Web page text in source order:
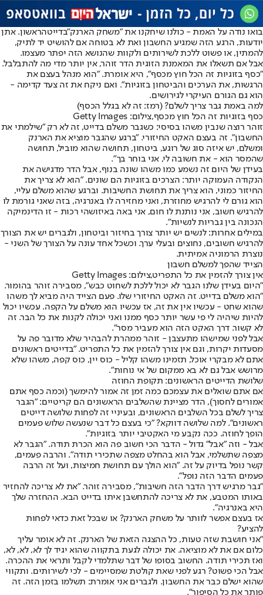
בואו נודה על האמת - כולנו שיחקנו את "משחק הארנק"בדייטהראשון. אתן
יודעות, הרגע הזה שמגיע החשבון ואת לא בטוחה אם להושיט יד לתיק,
להמתין, או פשוט ללכת לשירותים ולקוות שהנושא הזה יפתר מעצמו.
אבל אם תשאלו את המאמנת הזוגית הדר זוהר, אין יותר מדי מה להתבלבל.
"כסף בזוגיות זה הכל חוץ מכסף", היא אומרת. "הוא מנהל בעצם את
הרגשות, את הערכים והביטחון בזוגיות". ואם ניקח את זה צעד קדימה -
הוא גם הגורם העיקרי לגירושים.
למה באמת גבר צריך לשלם? (רמז: זה לא בגלל הכסף)
כסף בזוגיות זה הכל חוץ מכסף,צילום: Getty Images
זוהר רוצה שנבין משהו בסיסי: כשגבר משלם בדייט, זה לא רק "שילמתי את
החשבון". זה בעצם האקט החיזורי. "ברגע שהגבר מוציא את הארנק
ומשלם, יש איזה סוג של רוגע, ביטחון, תחושה שהוא מוביל, תחושה
שהמסר הוא - את חשובה לי, אני בוחר בך".
בעידן של היום זה נשמע כמו משהו שונה בנוף, אבל הדר מדגישה את
הנקודה העמוקה יותר: הצרכים בזוגיות הם שונים. "הוא לא צריך את
החיזור כמוני, הוא צריך את תחושת החשיבות. וברגע שהוא משלם עליי,
הוא גורם לי להרגיש מחוזרת, ואני מחזירה לו באנרגיה, בזה שאני גורמת לו
להרגיש חשוב, אני נותנת לו חום, אני באה באיזושהי רכות - זו הדינמיקה
הנכונה בין גבריות לנשיות".
במילים אחרות: לנשים יש יותר צורך בחיזור וביטחון, ולגברים יש את הצורך
להרגיש חשובים, נחוצים ובעלי ערך. וכשכל אחד עונה על הצורך של השני -
נוצרת הרמוניה אמיתית.
הצייד שהפך למשלם חשבון
אין צורך להזמין את כל התפריט,צילום: Getty Images
"היום בעידן שלנו הגבר לא יכול ללכת לשחוט כבש", מסבירה זוהר בהומור.
"הוא משלם בדייט. זה האקט החיזורי שלו. פעם הצייד היה מביא לך משהו
שהוא שחט - עכשיו אין את זה, אז עכשיו הוא משלם על הקפה. עכשיו יכול
להיות שיהיה לי פי עשר יותר כסף ממנו ואני יכולה לקנות את כל הבר. זה
לא קשור. דרך האקט הזה הוא מעביר מסר".
אבל לפני שמישהו מתעצבן - זוהר ממהרת להבהיר שלא מדובר פה על
מסעדות יקרות, וגם אין צורך להזמין את כל התפריט. "בדייטים ראשונים
אתם לא מבקרי אוכל, תזמינו משהו קליל - כוס יין, כוס קפה, משהו שלא
מרושש אבל גם לא בא ממקום של אי נוחות".
שלושת הדייטים הראשונים: תקופת החוזה
אם אתם שואלים את עצמכם כמה זמן זה אמור להימשך (וכמה כסף אתם
אמורים לחסוך), הדר מציינת שהשלבים הראשונים הם קריטיים: "הגבר
צריך לשלם בכל השלבים הראשונים, ובעיניי זה לפחות שלושה דייטים
ראשונים". למה שלושה דווקא? "כי בעצם כל דבר שנעשה שלוש פעמים
הופך לחוזה. ככה נקבע מי האקטיבי יותר בזוגיות".
אבל - וזה "אבל" גדול - הדבר הכי חשוב פה הוא הכרת תודה. "הגבר לא
מצפה שתשלמי, אבל הוא בהחלט מצפה שתכירי תודה". והרבה פעמים,
קשר נופל בדיוק על זה. "הוא הולך עם תחושת חמיצות, ועל זה הרבה
פעמים הדבר הזה נופל".
"גבר מרגיש דרך הדבר הזה חשיבות", מסבירה זוהר. "את לא צריכה להחזיר
באותו המטבע, את לא צריכה להתחשבן איתו בדייט הבא. ההחזרה שלך
היא באנרגיה".
אז בעצם אפשר לוותר על משחק הארנק? או שבכל זאת כדאי לפחות
להציע?
"אני חושבת שזה טעות, כל ההצגה הזאת של הארנק. זה לא אומר עליך
כלום אם את לא מוציאה. את יכולה לגעת בתקווה שהוא יגיד לך לא, לא, לא,
ואז תכירי תודה. החשוב בסופו של דבר שתלמדי לקבל ותראי את ההכרה.
אבל הכי פשוט? רגע לפני שאת קולטת שמסיימים - לכי לשירותים. ותקווי
שהוא ישלם כבר את החשבון. ולגברים אני אומרת: תשלמו בזמן הזה. זה
פותר את כל הסיפור".